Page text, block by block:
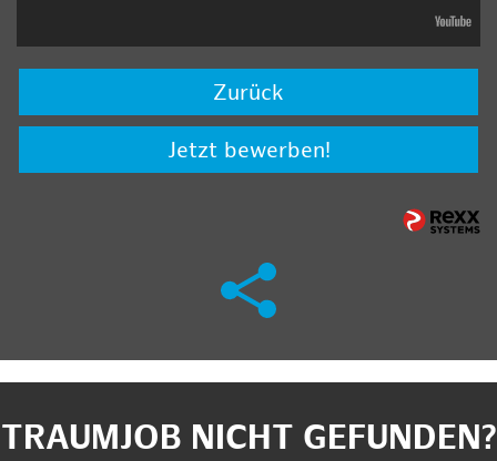
Zurück
Jetzt bewerben!
TRAUMJOB NICHT GEFUNDEN?